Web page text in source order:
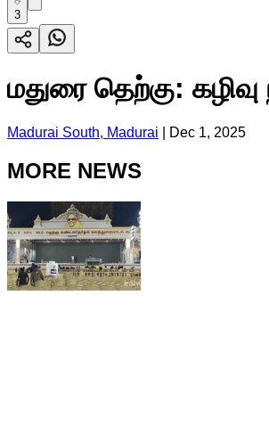
3
மதுரை தெற்கு: கழிவு
Madurai South, Madurai Dec 1, 2025
MORE NEWS